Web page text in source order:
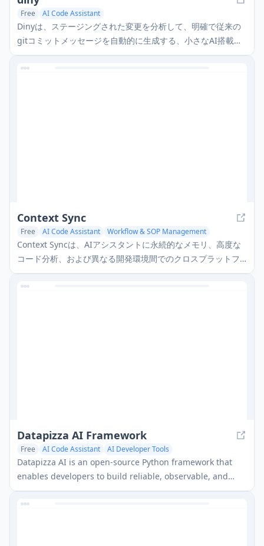
Free AI Code Assistant
Dinyは、ステージングされた変更を分析して、明確で従来の
gitコミットメッセージを自動的に生成する、小さなAI搭載の
CLIツールです。APIキーは不要で、プラグアンドプレイ機能
を提供します。
Context Sync
Free AI Code Assistant Workflow & SOP Management
Context Syncは、AIアシスタントに永続的なメモリ、高度な
コード分析、および異なる開発環境間でのクロスプラットフ
ォームコラボレーション機能を提供するMCP（Model
Context Protocol）サーバーです。
Datapizza AI Framework
Free AI Code Assistant AI Developer Tools
Datapizza AI is an open-source Python framework that
enables developers to build reliable, observable, and
production-ready generative AI solutions with minimal
overhead through its API-first design and modular